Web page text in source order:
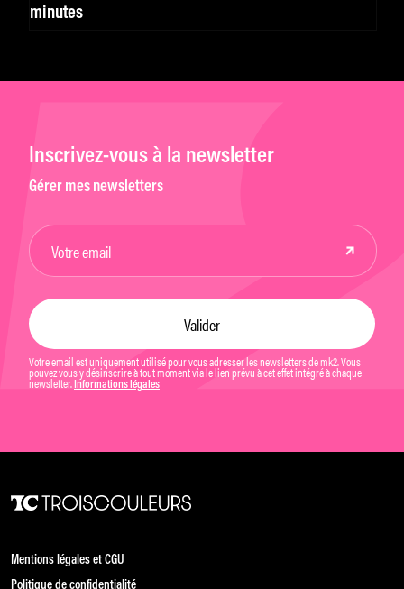
minutes
Inscrivez-vous à la newsletter
Gérer mes newsletters
Votre email est uniquement utilisé pour vous adresser les newsletters de mk2. Vous
pouvez vous y désinscrire à tout moment via le lien prévu à cet effet intégré à chaque
newsletter. Informations légales
Mentions légales et CGU
Politique de confidentialité